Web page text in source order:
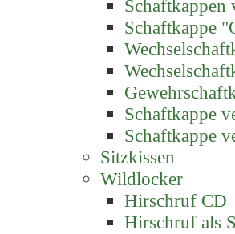
Schaftkappen
Schaftkappe
Schaftkappe
Schaftkappe
Sitzkissen
Wildlocker
Hirschruf CD
Hirschruf als